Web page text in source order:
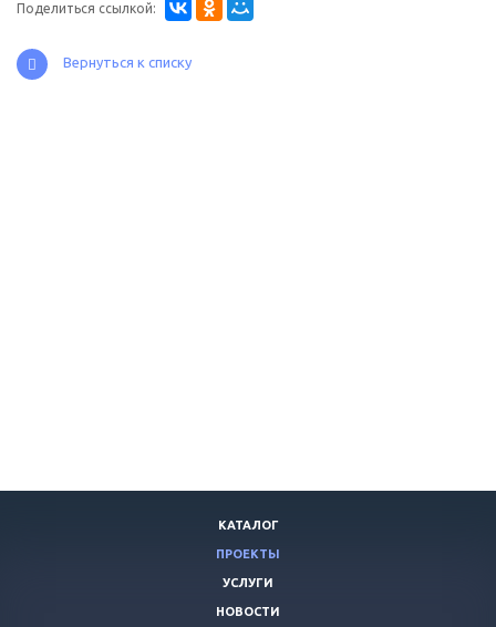
Поделиться ссылкой:
Вернуться к списку
КАТАЛОГ
ПРОЕКТЫ
УСЛУГИ
НОВОСТИ